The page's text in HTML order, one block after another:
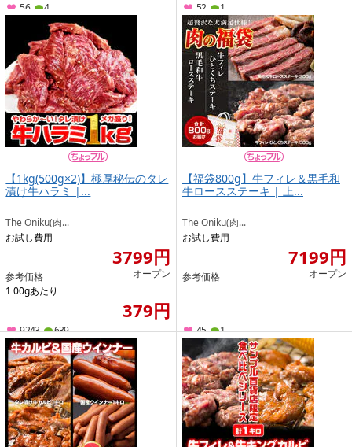
56 4 52 1
【1kg(500g×2)】極厚秘伝のタレ
漬け牛ハラミ |...
The Oniku(肉...
お試し費用
3799円
参考価格
オープン
1 00gあたり
379円
9243 639
【福袋800g】牛フィレ＆黒毛和
牛ロースステーキ | 上...
The Oniku(肉...
お試し費用
7199円
参考価格 オープン
45 1